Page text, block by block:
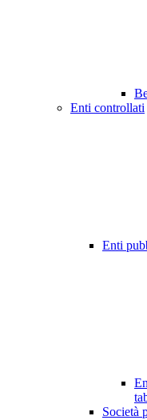
Enti controllati
Enti
Società